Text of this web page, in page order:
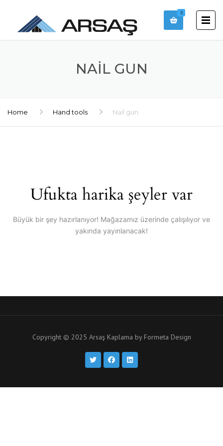
0
NAIL GUN
Home Hand tools Nail gun
Ufukta harika şeyler var
Büyük bir şey hazırlanıyor! Mağazamız üzerinde çalışılıyor ve
yakında yayınlanacak!
Copyright © 2025 Arsaş Kaplama by Formeta Design